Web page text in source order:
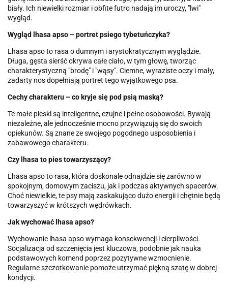
biały. Ich niewielki rozmiar i obfite futro nadają im uroczy, "lwi"
wygląd.
Wygląd lhasa apso – portret psiego tybetuńczyka?
Lhasa apso to rasa o dumnym i arystokratycznym wyglądzie.
Długa, gęsta sierść okrywa całe ciało, w tym głowę, tworząc
charakterystyczną "brodę" i "wąsy". Ciemne, wyraziste oczy i mały,
zadarty nos dopełniają portret tego wyjątkowego psa.
Cechy charakteru – co kryje się pod psią maską?
Te małe pieski są inteligentne, czujne i pełne osobowości. Bywają
niezależne, ale jednocześnie mocno przywiązują się do swoich
opiekunów. Są znane ze swojego pogodnego usposobienia i
zabawowego charakteru.
Czy lhasa to pies towarzyszący?
Lhasa apso to rasa, która doskonale odnajdzie się zarówno w
spokojnym, domowym zaciszu, jak i podczas aktywnych spacerów.
Choć niewielkie, te psy mają zaskakująco dużo energii i chętnie będą
towarzyszyć w krótszych wędrówkach.
Jak wychować lhasa apso?
Wychowanie lhasa apso wymaga konsekwencji i cierpliwości.
Socjalizacja od szczenięcia jest kluczowa, podobnie jak nauka
podstawowych komend poprzez pozytywne wzmocnienie.
Regularne szczotkowanie pomoże utrzymać piękną szatę w dobrej
kondycji.